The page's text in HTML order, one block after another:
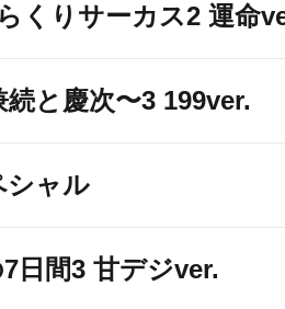
くりサーカス2 運命
と慶次〜3 199ver.
シャル
日間3 甘デジver.